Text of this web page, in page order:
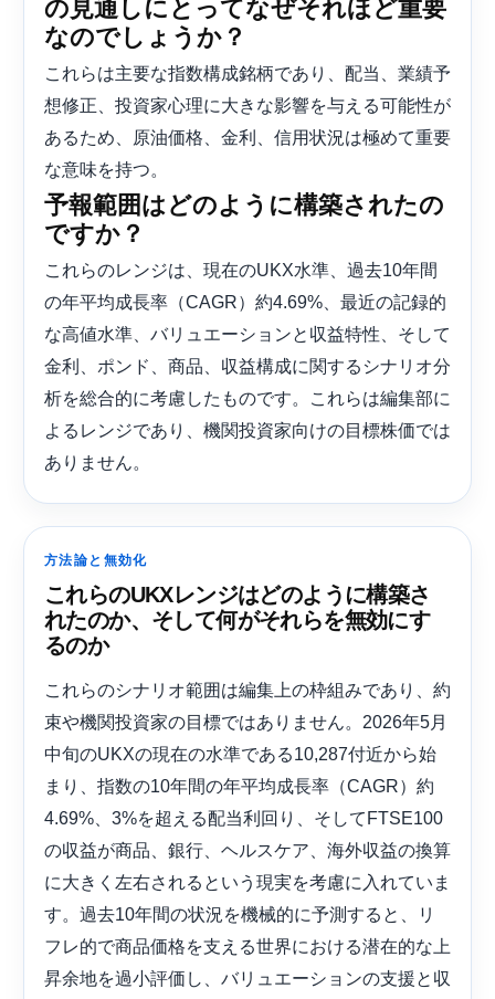
の見通しにとってなぜそれほど重要
なのでしょうか？
これらは主要な指数構成銘柄であり、配当、業績予
想修正、投資家心理に大きな影響を与える可能性が
あるため、原油価格、金利、信用状況は極めて重要
な意味を持つ。
予報範囲はどのように構築されたの
ですか？
これらのレンジは、現在のUKX水準、過去10年間
の年平均成長率（CAGR）約4.69%、最近の記録的
な高値水準、バリュエーションと収益特性、そして
金利、ポンド、商品、収益構成に関するシナリオ分
析を総合的に考慮したものです。これらは編集部に
よるレンジであり、機関投資家向けの目標株価では
ありません。
方法論と無効化
これらのUKXレンジはどのように構築さ
れたのか、そして何がそれらを無効にす
るのか
これらのシナリオ範囲は編集上の枠組みであり、約
束や機関投資家の目標ではありません。2026年5月
中旬のUKXの現在の水準である10,287付近から始
まり、指数の10年間の年平均成長率（CAGR）約
4.69%、3%を超える配当利回り、そしてFTSE100
の収益が商品、銀行、ヘルスケア、海外収益の換算
に大きく左右されるという現実を考慮に入れていま
す。過去10年間の状況を機械的に予測すると、リ
フレ的で商品価格を支える世界における潜在的な上
昇余地を過小評価し、バリュエーションの支援と収